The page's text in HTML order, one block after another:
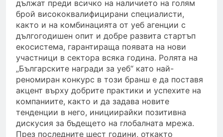
дължат преди всичко на наличието на голям
брой висококвалифицирани специалисти,
както и на комбинацията от уеб агенции с
дългогодишен опит и добре развита стартъп
екосистема, гарантираща появата на нови
участници в сектора всяка година. Ролята на
„Българските награди за уеб“ като най-
реномиран конкурс в този бранш е да поставя
акцент върху добрите практики и успехите на
компаниите, както и да задава новите
тенденции в него, инициирайки позитивна
дискусия за бъдещето на глобалната мрежа.
През последните шест години, откакто